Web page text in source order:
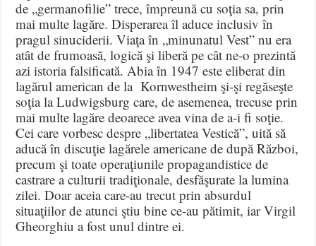
de „germanofilie” trece, împreună cu soţia sa, prin
mai multe lagăre. Disperarea îl aduce inclusiv în
pragul sinuciderii. Viaţa în „minunatul Vest” nu era
atât de frumoasă, logică şi liberă pe cât ne-o prezintă
azi istoria falsificată. Abia în 1947 este eliberat din
lagărul american de la Kornwestheim şi-şi regăseşte
soţia la Ludwigsburg care, de asemenea, trecuse prin
mai multe lagăre deoarece avea vina de a-i fi soţie.
Cei care vorbesc despre „libertatea Vestică”, uită să
aducă în discuţie lagărele americane de după Război,
precum şi toate operaţiunile propagandistice de
castrare a culturii tradiţionale, desfăşurate la lumina
zilei. Doar aceia care-au trecut prin absurdul
situaţiilor de atunci ştiu bine ce-au pătimit, iar Virgil
Gheorghiu a fost unul dintre ei.